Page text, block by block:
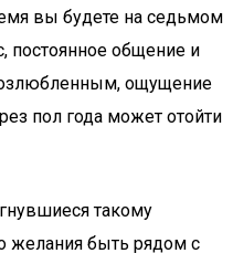
вы будете на седьмом
постоянное общение и
ощущение
пол года может отойти
такому
желания быть рядом с